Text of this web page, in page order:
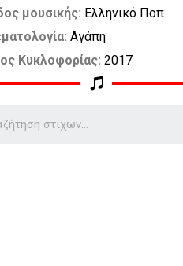
μουσικής: Ελληνικό Ποπ
Αγάπη
Κυκλοφορίας: 2017